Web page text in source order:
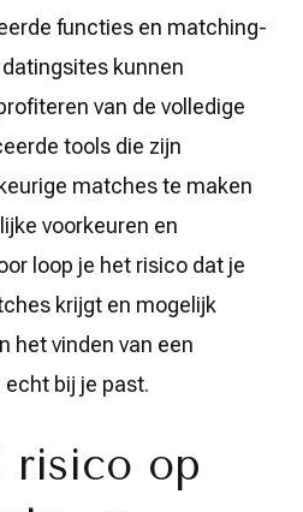
functies en matching-
kunnen
van de volledige
tools die zijn
matches te maken
voorkeuren en
loop je het risico dat je
krijgt en mogelijk
het vinden van een
bij je past.
risico op